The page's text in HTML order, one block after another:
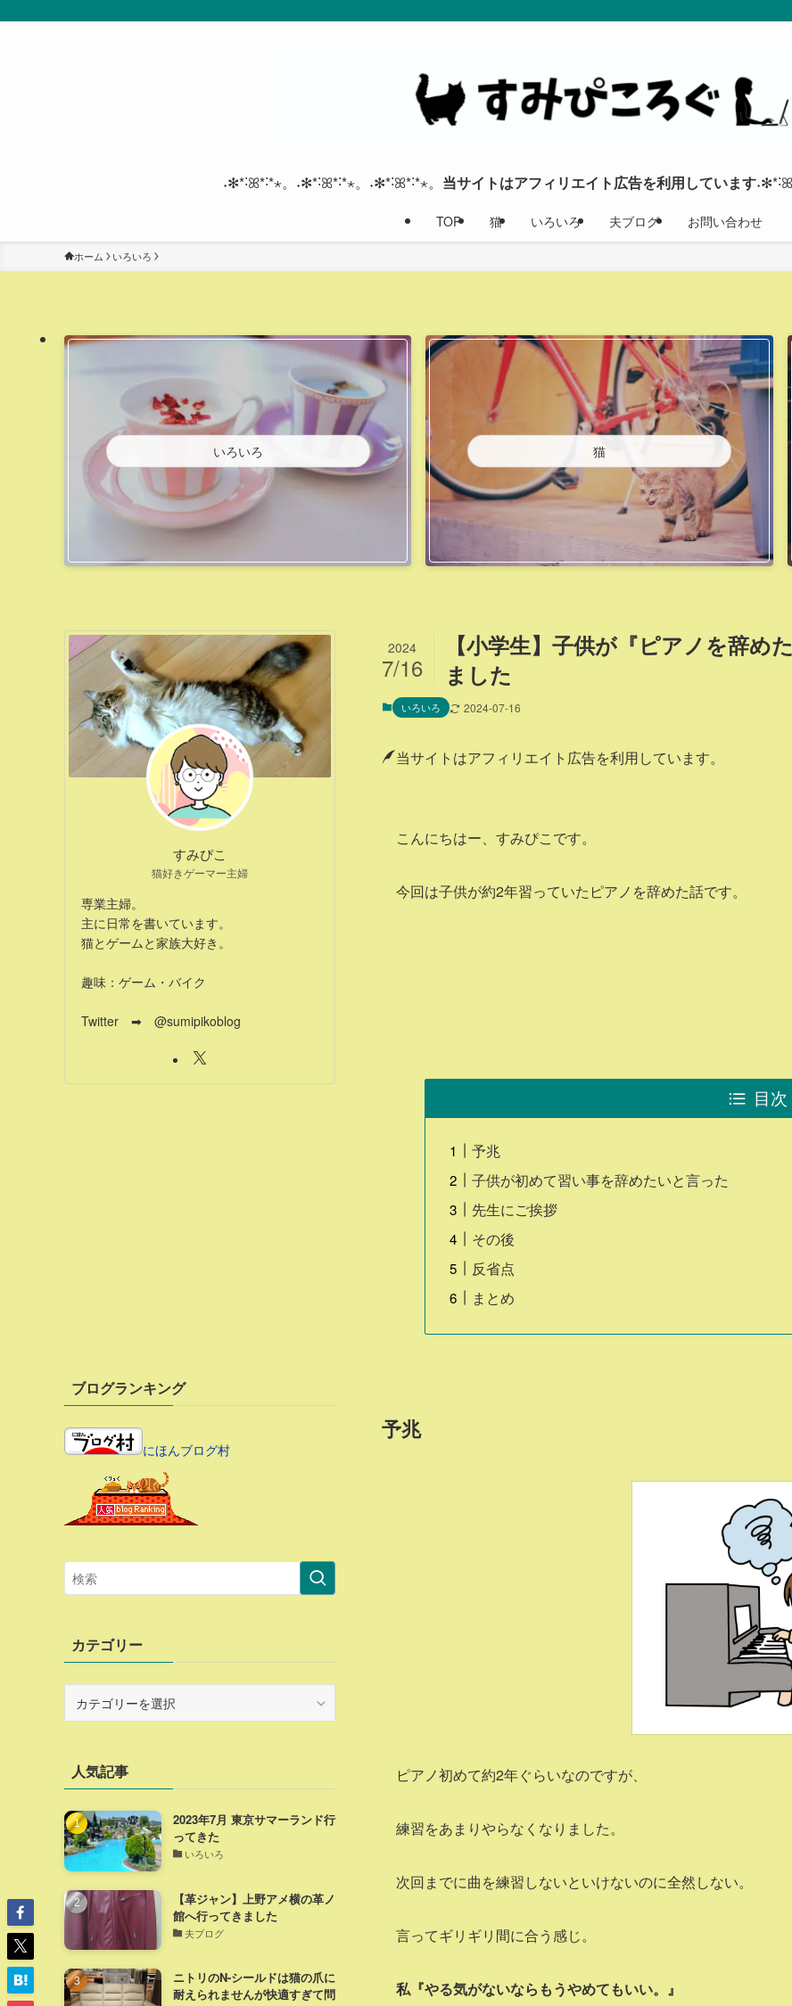
TOP 猫 いろいろ 夫ブログ お問い合わせ
˖✻*˸ꕤ*˸*⋆。˖✻*˸ꕤ*˸*⋆。˖✻*˸ꕤ*˸*⋆。 当サイトはアフィリエイト広告を利用しています
ホーム いろいろ
いろいろ 猫
【小学生】子供が『ピアノを辞
ました
2024
7/16
いろいろ 2024-07-16
当サイトはアフィリエイト広告を利用しています。
こんにちはー、すみぴこです。
今回は子供が約2年習っていたピアノを辞めた話です。
目次
予兆
子供が初めて習い事を辞めたいと言った
先生にご挨拶
その後
反省点
まとめ
予兆
ピアノ初めて約2年ぐらいなのですが、
練習をあまりやらなくなりました。
次回までに曲を練習しないといけないのに全然しない。
言ってギリギリ間に合う感じ。
私『やる気がないならもうやめてもいい。』
すみぴこ
猫好きゲーマー主婦
専業主婦。
主に日常を書いています。
猫とゲームと家族大好き。
趣味：ゲーム・バイク
Twitter ➡ @sumipikoblog
ブログランキング
にほんブログ村
カテゴリー
ー人気記事
2023年7月 東京サマーランド行
ってきた
いろいろ
【革ジャン】上野アメ横の革ノ
館へ行ってきました
夫ブログ
ニトリのN-シールドは猫の爪に
耐えられませんが快適すぎて問